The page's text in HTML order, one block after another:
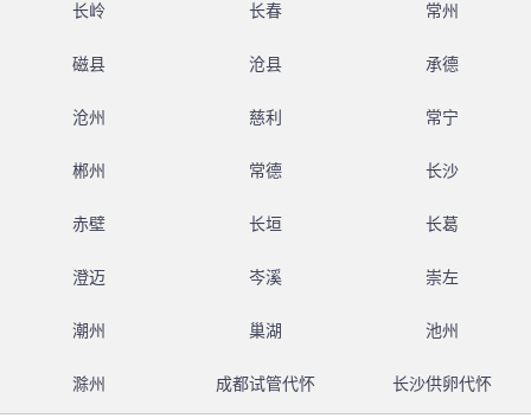
长岭 长春 常州
磁县 沧县 承德
沧州 慈利 常宁
郴州 常德 长沙
赤壁 长垣 长葛
澄迈 岑溪 崇左
潮州 巢湖 池州
滁州 成都试管代怀 长沙供卵代怀